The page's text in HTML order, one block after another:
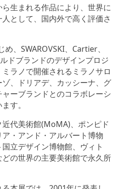
生まれる作品により、世界に
として、国内外で高く評価さ
め、SWAROVSKI、Cartier、
ドブランドのデザインプロジ
ラノで開催されるミラノサロ
、ドリアデ、カッシーナ、グ
ーブランドとのコラボレーシ
す。
代美術館(MoMA)、ポンピド
・アンド・アルバート博物
立デザイン博物館、ヴィト
の世界の主要美術館で永久所